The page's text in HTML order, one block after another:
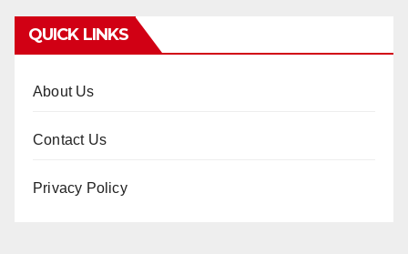
QUICK LINKS
About Us
Contact Us
Privacy Policy